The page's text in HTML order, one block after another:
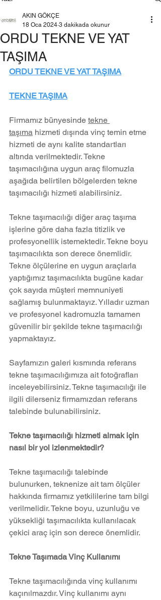
ORDU TEKNE VE YAT
TAŞIMA
AKIN GÖKÇE
18 Oca 2024 3 dakikada okunur
ORDU TEKNE VE YAT TAŞIMA
TEKNE TAŞIMA
Firmamız bünyesinde tekne
taşıma hizmeti dışında vinç temin etme
hizmeti de aynı kalite standartları
altında verilmektedir. Tekne
taşımacılığına uygun araç filomuzla
aşağıda belirtilen bölgelerden tekne
taşımacılığı hizmeti alabilirsiniz.
Tekne taşımacılığı diğer araç taşıma
işlerine göre daha fazla titizlik ve
profesyonellik istemektedir. Tekne boyu
taşımacılıkta son derece önemlidir.
Tekne ölçülerine en uygun araçlarla
yaptığımız taşımacılıkta bugüne kadar
çok sayıda müşteri memnuniyeti
sağlamış bulunmaktayız. Yılladır uzman
ve profesyonel kadromuzla tamamen
güvenilir bir şekilde tekne taşımacılığı
yapmaktayız.
Sayfamızın galeri kısmında referans
tekne taşımacılığımıza ait fotoğrafları
inceleyebilirsiniz. Tekne taşımacılığı ile
ilgili dilerseniz firmamızdan referans
talebinde bulunabilirsiniz.
Tekne taşımacılığı hizmeti almak için
nasıl bir yol izlenmektedir?
Tekne taşımacılığı talebinde
bulunurken, teknenize ait tam ölçüler
hakkında firmamız yetkililerine tam bilgi
verilmelidir. Tekne boyu, uzunluğu ve
yüksekliği taşımacılıkta kullanılacak
çekici araç için son derece önemlidir.
Tekne Taşımada Vinç Kullanımı
Tekne taşımacılığında vinç kullanımı
kaçınılmazdır. Vinç kullanımı aynı